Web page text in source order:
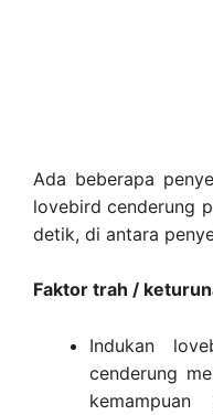
Ada beberapa
lovebird cenderung
detik, di antara
Faktor trah /
Indukan
cenderung